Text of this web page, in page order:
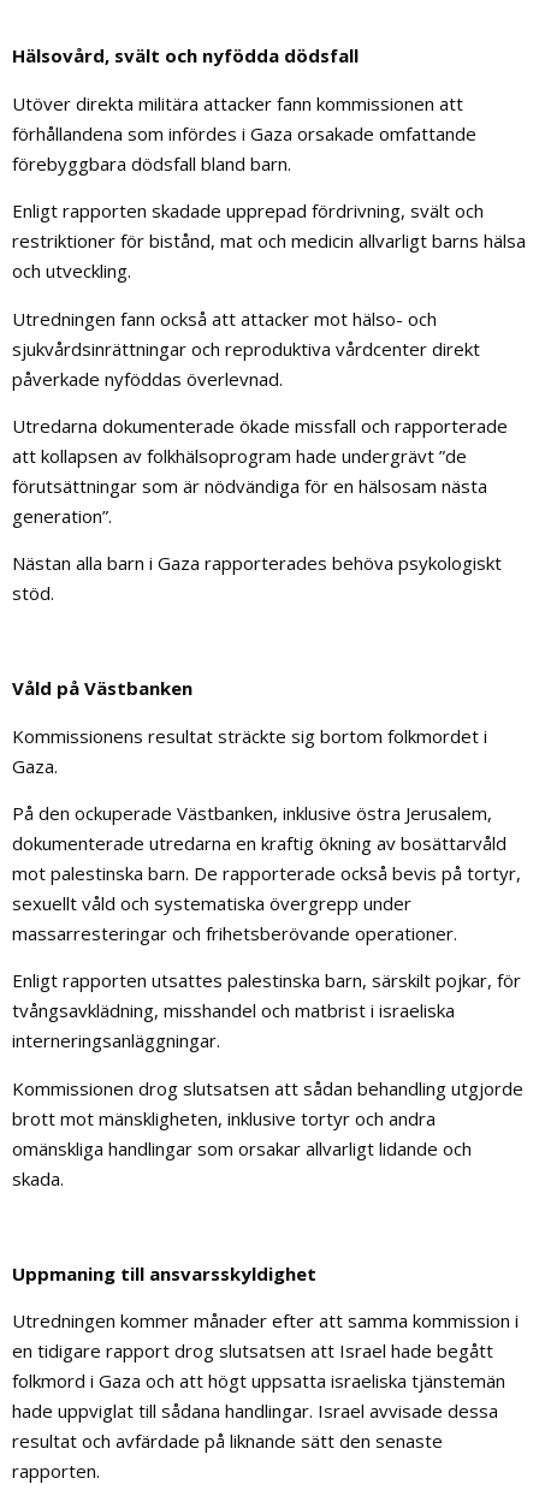
Hälsovård, svält och nyfödda dödsfall
Utöver direkta militära attacker fann kommissionen att
förhållandena som infördes i Gaza orsakade omfattande
förebyggbara dödsfall bland barn.
Enligt rapporten skadade upprepad fördrivning, svält och
restriktioner för bistånd, mat och medicin allvarligt barns hälsa
och utveckling.
Utredningen fann också att attacker mot hälso- och
sjukvårdsinrättningar och reproduktiva vårdcenter direkt
påverkade nyföddas överlevnad.
Utredarna dokumenterade ökade missfall och rapporterade
att kollapsen av folkhälsoprogram hade undergrävt ”de
förutsättningar som är nödvändiga för en hälsosam nästa
generation”.
Nästan alla barn i Gaza rapporterades behöva psykologiskt
stöd.
Våld på Västbanken
Kommissionens resultat sträckte sig bortom folkmordet i
Gaza.
På den ockuperade Västbanken, inklusive östra Jerusalem,
dokumenterade utredarna en kraftig ökning av bosättarvåld
mot palestinska barn. De rapporterade också bevis på tortyr,
sexuellt våld och systematiska övergrepp under
massarresteringar och frihetsberövande operationer.
Enligt rapporten utsattes palestinska barn, särskilt pojkar, för
tvångsavklädning, misshandel och matbrist i israeliska
interneringsanläggningar.
Kommissionen drog slutsatsen att sådan behandling utgjorde
brott mot mänskligheten, inklusive tortyr och andra
omänskliga handlingar som orsakar allvarligt lidande och
skada.
Uppmaning till ansvarsskyldighet
Utredningen kommer månader efter att samma kommission i
en tidigare rapport drog slutsatsen att Israel hade begått
folkmord i Gaza och att högt uppsatta israeliska tjänstemän
hade uppviglat till sådana handlingar. Israel avvisade dessa
resultat och avfärdade på liknande sätt den senaste
rapporten.